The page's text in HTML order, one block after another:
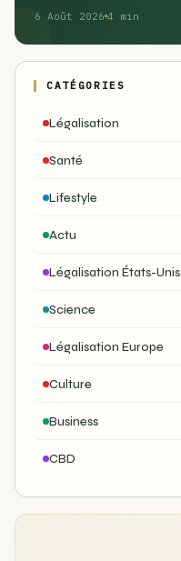
6 Août 2026 4 min
CATÉGORIES
Légalisation
Santé
Lifestyle
Actu
Légalisation États-Unis
Science
Légalisation Europe
Culture
Business
CBD